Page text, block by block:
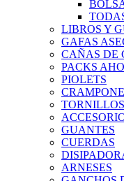
LIBROS Y
GAFAS
CAÑAS DE
PACKS
PIOLETS
GUANTES
CUERDAS
ARNESES